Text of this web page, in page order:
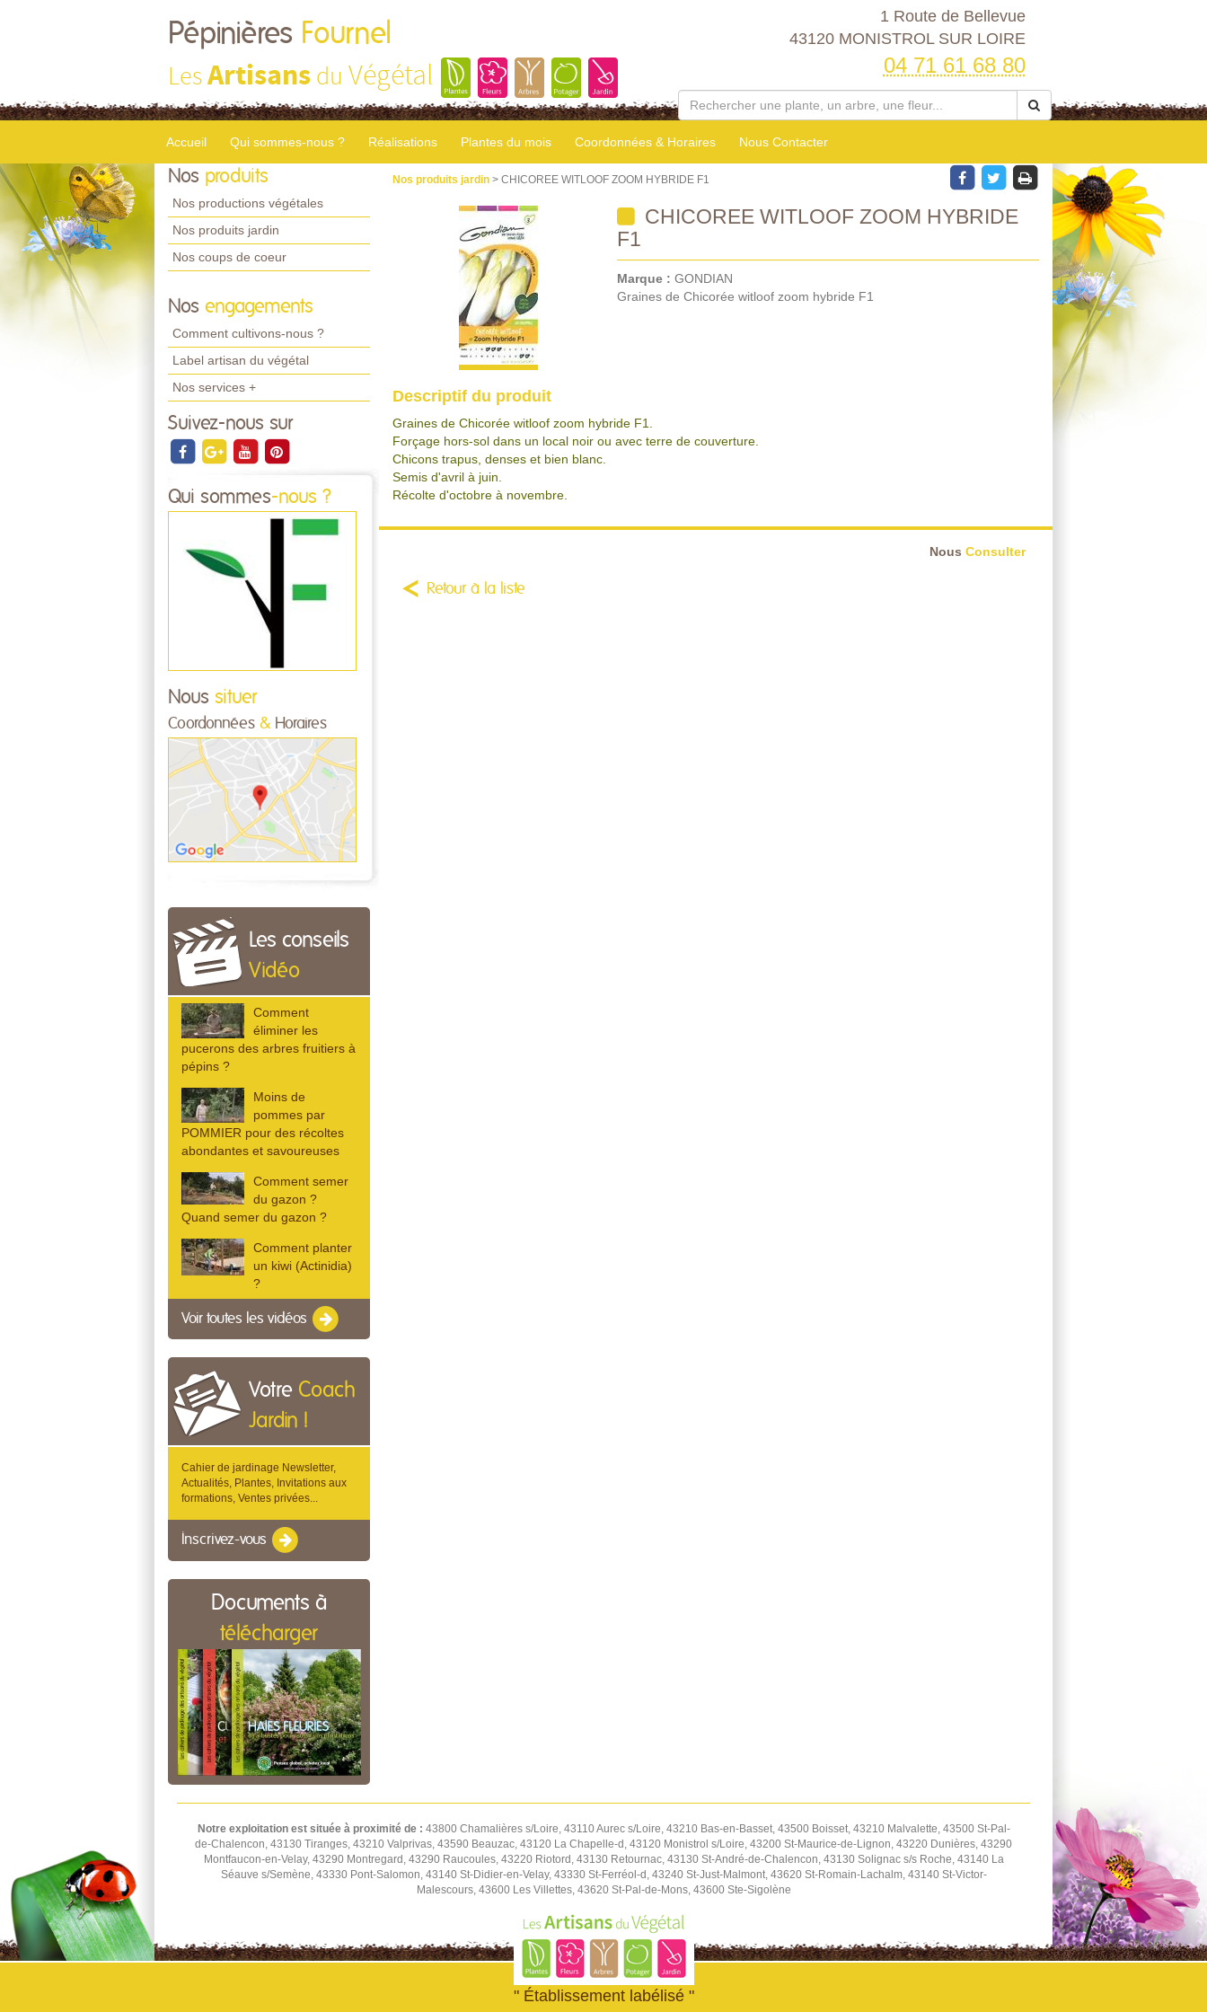
Pépinières Fournel
LesArtisans du Végétal
1 Route de Bellevue
43120 MONISTROL SUR LOIRE
04 71 61 68 80
Accueil Qui sommes-nous ? Réalisations Plantes du mois Coordonnées & Horaires Nous Contacter
Nos produits
Nos productions végétales
Nos produits jardin
Nos coups de coeur
Nos engagements
Comment cultivons-nous ?
Label artisan du végétal
Nos services +
Suivez-nous sur
Qui sommes-nous ?
Nous situer
Coordonnées & Horaires
Les conseils
Vidéo
Comment
éliminer les
pucerons des arbres fruitiers à
pépins ?
Moins de
pommes par
POMMIER pour des récoltes
abondantes et savoureuses
Comment semer
du gazon ?
Quand semer du gazon ?
Comment planter
un kiwi (Actinidia)
?
Voir toutes les vidéos
Votre Coach
Jardin !
Cahier de jardinage Newsletter,
Actualités, Plantes, Invitations aux
formations, Ventes privées...
Inscrivez-vous
Documents à
télécharger
Nos produits jardin > CHICOREE WITLOOF ZOOM HYBRIDE F1
CHICOREE WITLOOF ZOOM HYBRIDE
F1
Marque : GONDIAN
Graines de Chicorée witloof zoom hybride F1
Descriptif du produit
Graines de Chicorée witloof zoom hybride F1.
Forçage hors-sol dans un local noir ou avec terre de couverture.
Chicons trapus, denses et bien blanc.
Semis d'avril à juin.
Récolte d'octobre à novembre.
Nous Consulter
Retour à la liste
Notre exploitation est située à proximité de : 43800 Chamalières s/Loire, 43110 Aurec s/Loire, 43210 Bas-en-Basset, 43500 Boisset, 43210 Malvalette, 43500 St-Pal-
de-Chalencon, 43130 Tiranges, 43210 Valprivas, 43590 Beauzac, 43120 La Chapelle-d, 43120 Monistrol s/Loire, 43200 St-Maurice-de-Lignon, 43220 Dunières, 43290
Montfaucon-en-Velay, 43290 Montregard, 43290 Raucoules, 43220 Riotord, 43130 Retournac, 43130 St-André-de-Chalencon, 43130 Solignac s/s Roche, 43140 La
Séauve s/Semène, 43330 Pont-Salomon, 43140 St-Didier-en-Velay, 43330 St-Ferréol-d, 43240 St-Just-Malmont, 43620 St-Romain-Lachalm, 43140 St-Victor-
Malescours, 43600 Les Villettes, 43620 St-Pal-de-Mons, 43600 Ste-Sigolène
" Établissement labélisé "